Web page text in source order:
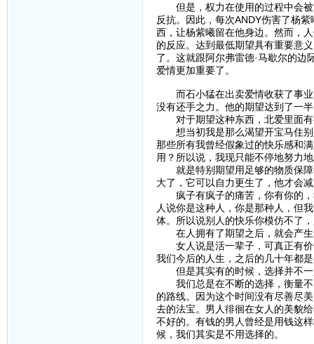
但是，权力在使用的过程中会被
反抗。因此，每次ANDY伤害了杨
西，让杨紫曦留在他身边。然而，
的反应。达到最低期望具有重要意
了。这就跟阿尔弗雷德·马歇尔的
爱情更加重要了。
而石小猛在出卖爱情收获了事业
没有还手之力。他的期望达到了一
对于期望这种东西，北爱里面有
想当初我是那么渴望开宝马住别
那些所有我曾经假象过的快乐感和
用？所以说，我现只能不停地努力
就是特别期望用足够的物质保障
大了，它可以自力更生了，他才会
疯子有疯子的痛苦，你有你的，
人说你是这种人，你是那种人，但
体。所以说别人的快乐你模仿不了
在人拥有了期望之后，就会产生
女人说是活一辈子，可真正有价
我们今后的人生，之后的几十年都
但是其实有的时候，选择并不一
我们总是在不断的选择，衡量不
的路线。因为这个时间没有尽善尽
去的法宝。男人徘徊在女人的美貌
不好的。有钱的男人曾经是用钱这
候，我们其实是不用选择的。